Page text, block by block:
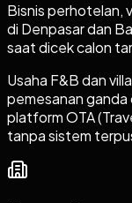
Bisnis perhotelan,
di Denpasar dan
saat dicek calon
Usaha F&B dan
pemesanan ganda
platform OTA
tanpa sistem